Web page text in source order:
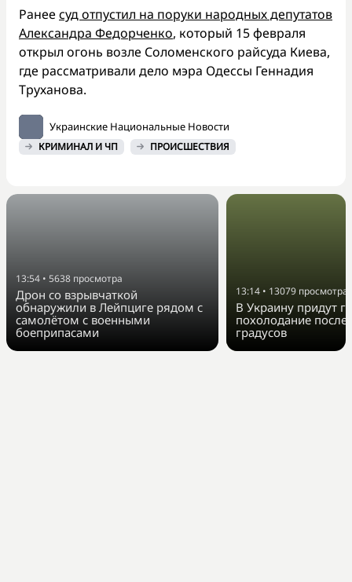
Ранее суд отпустил на поруки народных депутатов
Александра Федорченко, который 15 февраля
открыл огонь возле Соломенского райсуда Киева,
где рассматривали дело мэра Одессы Геннадия
Труханова.
Украинские Национальные Новости
КРИМИНАЛ И ЧП ПРОИСШЕСТВИЯ
13:54 • 5638 просмотра
Дрон со взрывчаткой
обнаружили в Лейпциге рядом с
самолётом с военными
боеприпасами
13:14 • 13079 просмотра
В Украину придут
похолодание
градусов